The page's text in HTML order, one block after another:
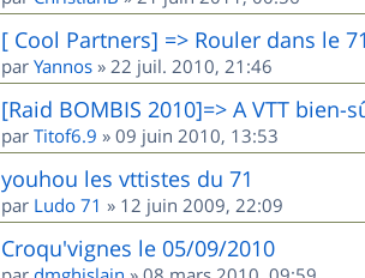
[ Cool Partners] => Rouler dans le 71
par Yannos » 22 juil. 2010, 21:46
[Raid BOMBIS 2010]=> A VTT bien-
par Titof6.9 » 09 juin 2010, 13:53
youhou les vttistes du 71
par Ludo 71 » 12 juin 2009, 22:09
Croqu'vignes le 05/09/2010